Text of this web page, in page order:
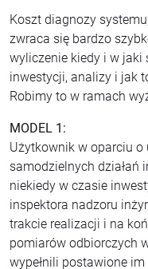
Koszt diagnozy
zwraca się bardzo
wyliczenie kiedy i w jaki
inwestycji, analizy i jak
Robimy to w ramach
MODEL 1:
Użytkownik w oparciu o
samodzielnych działań
niekiedy w czasie
inspektora nadzoru
trakcie realizacji i na
pomiarów odbiorczych
wypełnili postawione